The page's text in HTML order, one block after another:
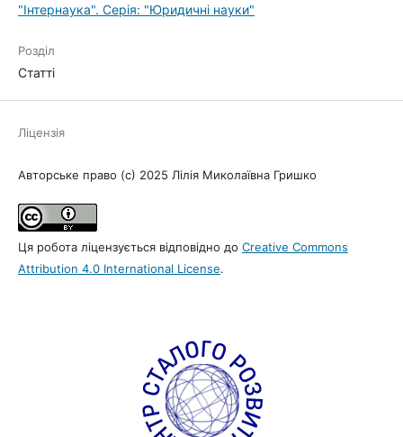
"Інтернаука". Серія: "Юридичні науки"
Розділ
Статті
Ліцензія
Авторське право (c) 2025 Лілія Миколаївна Гришко
Ця робота ліцензується відповідно до Creative Commons
Attribution 4.0 International License.